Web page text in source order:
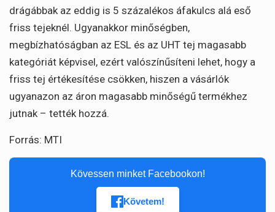
drágábbak az eddig is 5 százalékos áfakulcs alá eső
friss tejeknél. Ugyanakkor minőségben,
megbízhatóságban az ESL és az UHT tej magasabb
kategóriát képvisel, ezért valószínűsíteni lehet, hogy a
friss tej értékesítése csökken, hiszen a vásárlók
ugyanazon az áron magasabb minőségű termékhez
jutnak – tették hozzá.
Forrás: MTI
Kövessen minket Facebookon!
Követem!